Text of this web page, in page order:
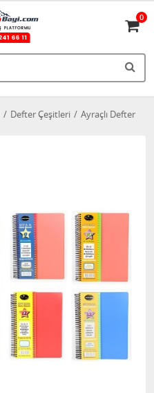
0
Defter Çeşitleri Ayraçlı Defter